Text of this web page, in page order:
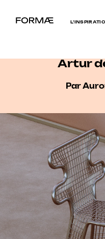
Artur
Par